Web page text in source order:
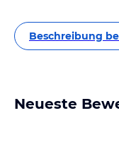
Beschreibung
Neueste